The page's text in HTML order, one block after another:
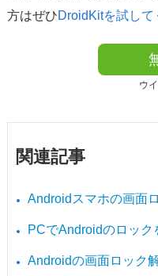
方はぜひDroidKitを試して
ウ
関連記事
Androidスマホの画面
PCでAndroidのロック
Androidの画面ロック